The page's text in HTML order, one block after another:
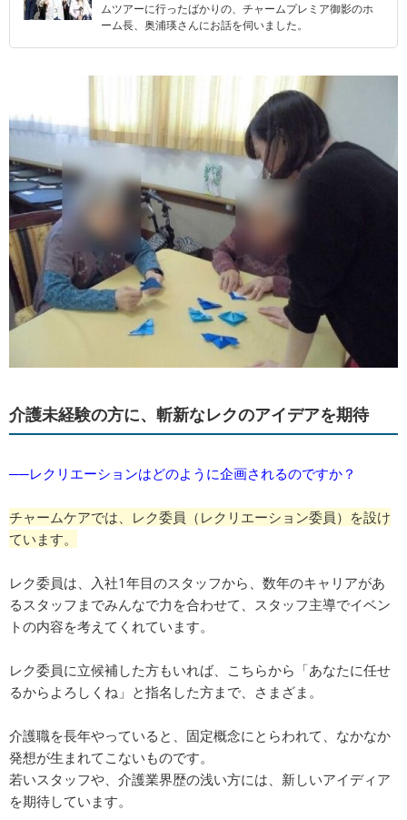
ムツアーに行ったばかりの、チャームプレミア御影のホ
ーム長、奥浦瑛さんにお話を伺いました。
介護未経験の方に、斬新なレクのアイデアを期待
──レクリエーションはどのように企画されるのですか？
チャームケアでは、レク委員（レクリエーション委員）を設け
ています。
レク委員は、入社1年目のスタッフから、数年のキャリアがあ
るスタッフまでみんなで力を合わせて、スタッフ主導でイベン
トの内容を考えてくれています。
レク委員に立候補した方もいれば、こちらから「あなたに任せ
るからよろしくね」と指名した方まで、さまざま。
介護職を長年やっていると、固定概念にとらわれて、なかなか
発想が生まれてこないものです。
若いスタッフや、介護業界歴の浅い方には、新しいアイディア
を期待しています。